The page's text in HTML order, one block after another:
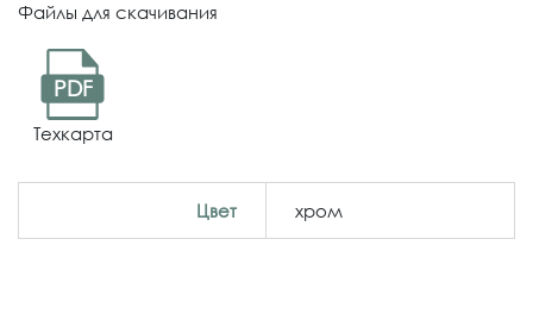
Файлы для скачивания
PDF
Техкарта
Цвет хром